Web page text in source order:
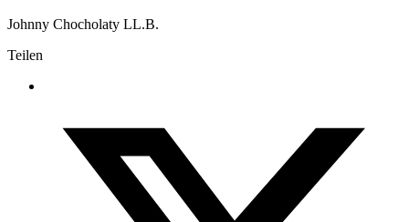
Johnny Chocholaty LL.B.
Teilen